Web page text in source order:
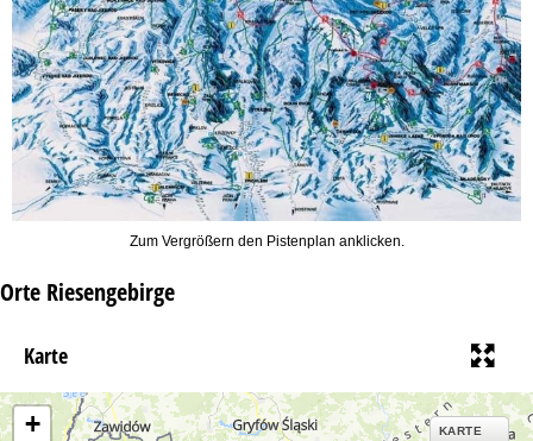
Zum Vergrößern den Pistenplan anklicken.
Orte Riesengebirge
Karte
+ KARTE